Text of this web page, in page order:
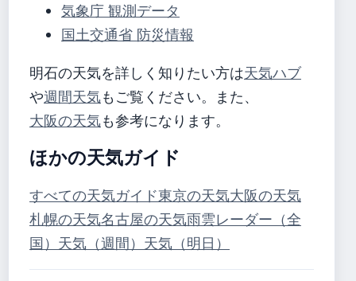
気象庁 観測データ
国土交通省 防災情報
明石の天気を詳しく知りたい方は天気ハブ
や週間天気もご覧ください。また、
大阪の天気も参考になります。
ほかの天気ガイド
すべての天気ガイド東京の天気大阪の天気
札幌の天気名古屋の天気雨雲レーダー（全
国） 天気（週間） 天気（明日）